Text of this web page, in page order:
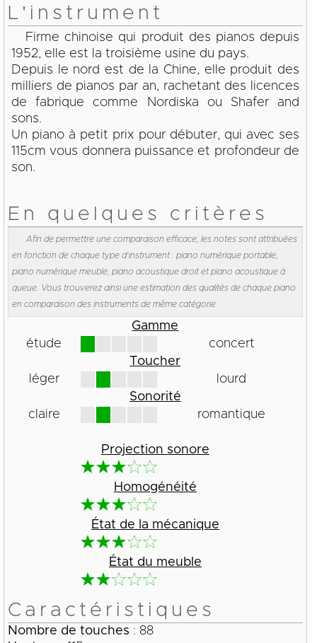
L'instrument
Firme chinoise qui produit des pianos depuis
1952, elle est la troisième usine du pays.
Depuis le nord est de la Chine, elle produit des
milliers de pianos par an, rachetant des licences
de fabrique comme Nordiska ou Shafer and
sons.
Un piano à petit prix pour débuter, qui avec ses
115cm vous donnera puissance et profondeur de
son.
En quelques critères
Afin de permettre une comparaison efficace, les notes sont attribuées
en fonction de chaque type d'instrument : piano numérique portable,
piano numérique meuble, piano acoustique droit et piano acoustique à
queue. Vous trouverez ainsi une estimation des qualités de chaque piano
en comparaison des instruments de même catégorie.
Gamme
étude
concert
Toucher
léger
lourd
Sonorité
claire
romantique
Projection sonore
Homogénéité
État de la mécanique
État du meuble
Caractéristiques
Nombre de touches : 88